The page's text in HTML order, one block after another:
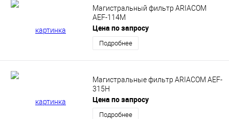
Магистральный фильтр ARIACOM
AEF-114M
Цена по запросу
Подробнее
Магистральные фильтр ARIACOM AEF-
315H
Цена по запросу
Подробнее